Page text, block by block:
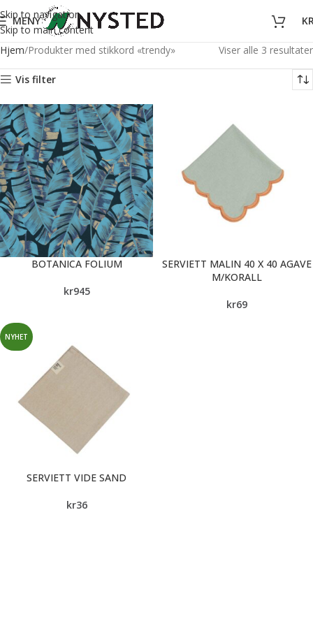
Skip to navigation
Skip to main content
MENY
Hjem Produkter med stikkord «trendy» Viser alle 3 resultater
Vis filter
BOTANICA FOLIUM
kr945
SERVIETT MALIN 40 X 40 AGAVE
M/KORALL
kr69
NYHET
SERVIETT VIDE SAND
kr36